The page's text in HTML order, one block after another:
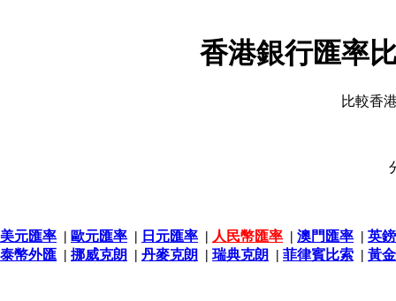
香港銀行匯率
比較香
美元匯率 | 歐元匯率 | 日元匯率 | 人民幣匯率 | 澳門匯率 | 英
泰幣外匯 | 挪威克朗 | 丹麥克朗 | 瑞典克朗 | 菲律賓比索 | 黃